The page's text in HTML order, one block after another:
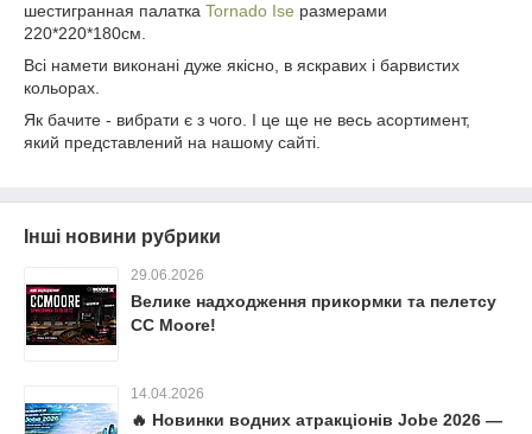
шестигранная палатка Tornado Ise размерами
220*220*180см.
Всі намети виконані дуже якісно, в яскравих і барвистих
кольорах.
Як бачите - вибрати є з чого. І це ще не весь асортимент,
який представлений на нашому сайті.
Інші новини рубрики
29.06.2026
Велике надходження прикормки та пелетсу
CC Moore!
14.04.2026
🔥 Новинки водних атракціонів Jobe 2026 —